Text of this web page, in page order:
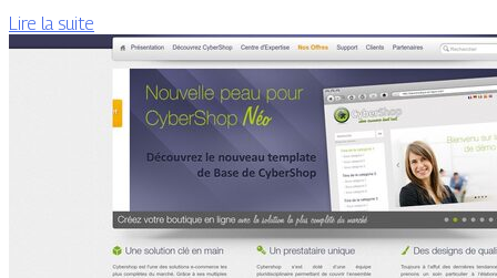
Lire la suite